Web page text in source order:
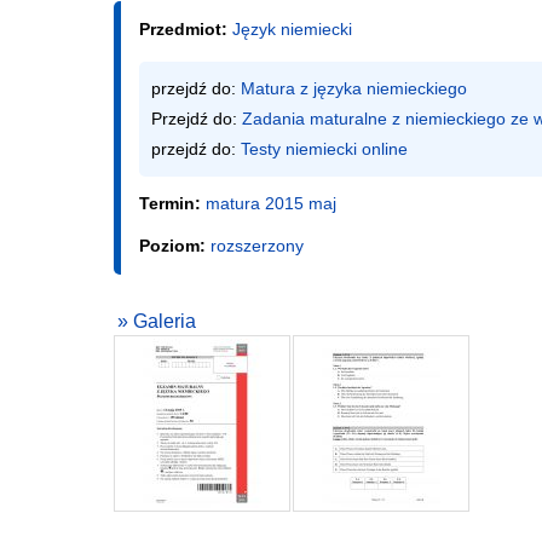
Przedmiot: Język niemiecki
przejdź do: Matura z języka niemieckiego
Przejdź do: Zadania maturalne z niemieckiego ze
przejdź do: Testy niemiecki online
Termin: matura 2015 maj
Poziom: rozszerzony
» Galeria